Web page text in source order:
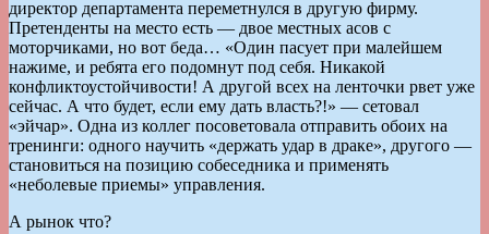
директор департамента переметнулся в другую фирму.
Претенденты на место есть — двое местных асов с
моторчиками, но вот беда… «Один пасует при малейшем
нажиме, и ребята его подомнут под себя. Никакой
конфликтоустойчивости! А другой всех на ленточки рвет уже
сейчас. А что будет, если ему дать власть?!» — сетовал
«эйчар». Одна из коллег посоветовала отправить обоих на
тренинги: одного научить «держать удар в драке», другого —
становиться на позицию собеседника и применять
«неболевые приемы» управления.
А рынок что?